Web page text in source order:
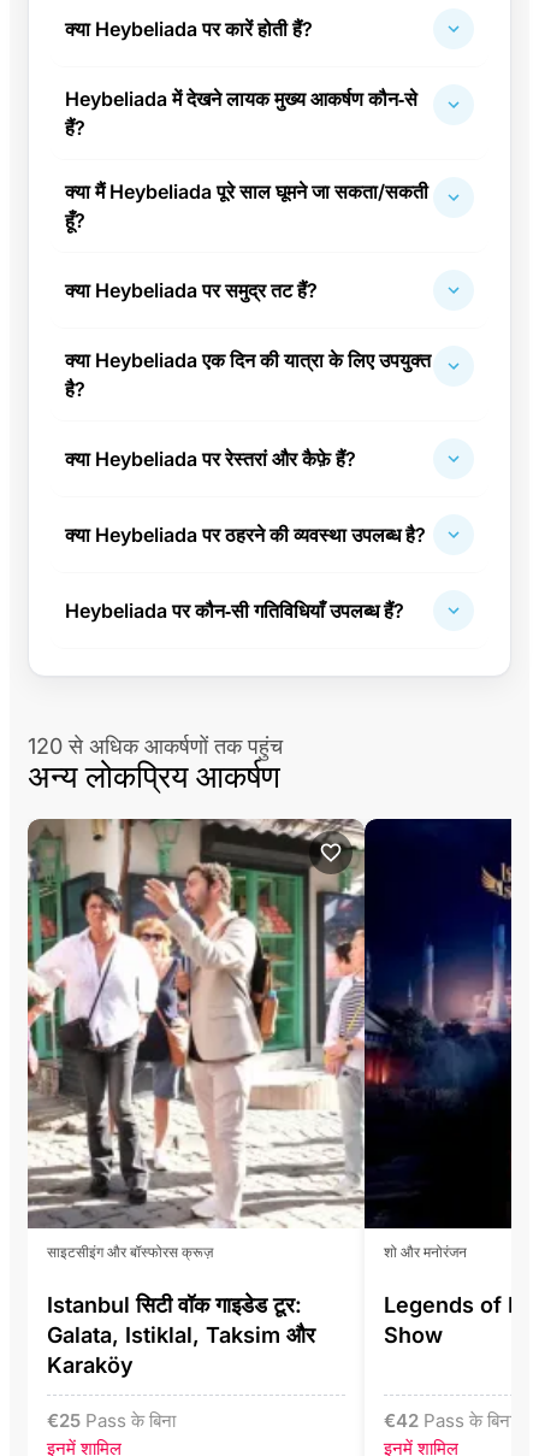
क्या Heybeliada पर कारें होती हैं?
Heybeliada में देखने लायक मुख्य आकर्षण कौन‑से
हैं?
क्या मैं Heybeliada पूरे साल घूमने जा सकता/सकती
हूँ?
क्या Heybeliada पर समुद्र तट हैं?
क्या Heybeliada एक दिन की यात्रा के लिए उपयुक्त
है?
क्या Heybeliada पर रेस्तरां और कैफ़े हैं?
क्या Heybeliada पर ठहरने की व्यवस्था उपलब्ध है?
Heybeliada पर कौन‑सी गतिविधियाँ उपलब्ध हैं?
120 से अधिक आकर्षणों तक पहुंच
अन्य लोकप्रिय आकर्षण
साइटसीइंग और बॉस्फोरस क्रूज़
Istanbul सिटी वॉक गाइडेड टूर:
Galata, Istiklal, Taksim और
Karaköy
€25 Pass के बिना
इनमें शामिल
शो और मनोरंजन
Legends of
Show
€42 Pass के बिना
इनमें शामिल